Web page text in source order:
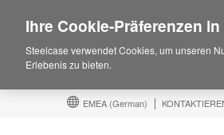
EMEA (German)
Ihre Cookie-Präferenzen
Steelcase verwendet Cookies, um unseren
Erlebenis zu bieten.